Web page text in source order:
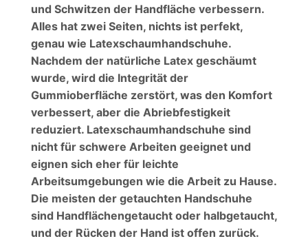
und Schwitzen der Handfläche verbessern.
Alles hat zwei Seiten, nichts ist perfekt,
genau wie Latexschaumhandschuhe.
Nachdem der natürliche Latex geschäumt
wurde, wird die Integrität der
Gummioberfläche zerstört, was den Komfort
verbessert, aber die Abriebfestigkeit
reduziert. Latexschaumhandschuhe sind
nicht für schwere Arbeiten geeignet und
eignen sich eher für leichte
Arbeitsumgebungen wie die Arbeit zu Hause.
Die meisten der getauchten Handschuhe
sind Handflächengetaucht oder halbgetaucht,
und der Rücken der Hand ist offen zurück.